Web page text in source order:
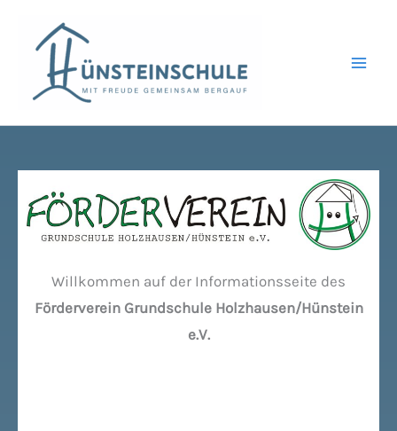
springen
Willkommen auf der Informationsseite des
Förderverein Grundschule Holzhausen/Hünstein
e.V.